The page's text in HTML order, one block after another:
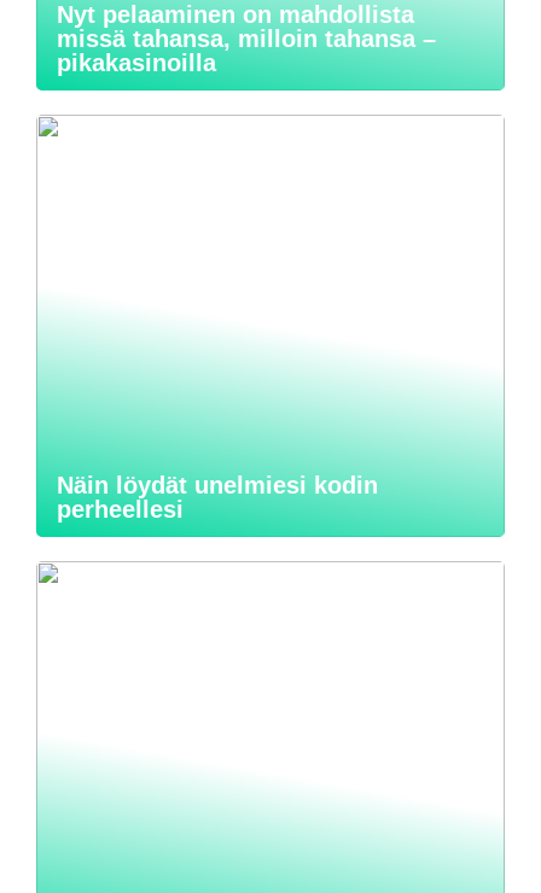
Nyt pelaaminen on mahdollista
missä tahansa, milloin tahansa –
pikakasinoilla
Näin löydät unelmiesi kodin
perheellesi